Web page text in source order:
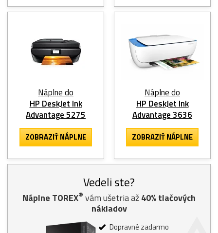
Náplne do
HP DeskJet Ink
Advantage 5275
ZOBRAZIŤ NÁPLNE
Náplne do
HP DeskJet Ink
Advantage 3636
ZOBRAZIŤ NÁPLNE
Vedeli ste?
Náplne TOREX® vám ušetria až40% tlačových
nákladov
Dopravné zadarmo